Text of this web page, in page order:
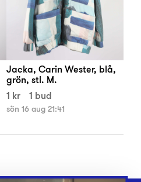
Jacka, Carin Wester, blå,
grön, stl. M.
1 kr
1 bud
sön 16 aug 21:41